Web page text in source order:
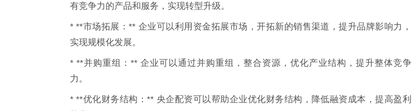
有竞争力的产品和服务，实现转型升级。
* **市场拓展：** 企业可以利用资金拓展市场，开拓新的销售渠道，提升品牌影响力，
实现规模化发展。
* **并购重组：** 企业可以通过并购重组，整合资源，优化产业结构，提升整体竞争
力。
* **优化财务结构：** 央企配资可以帮助企业优化财务结构，降低融资成本，提高盈利